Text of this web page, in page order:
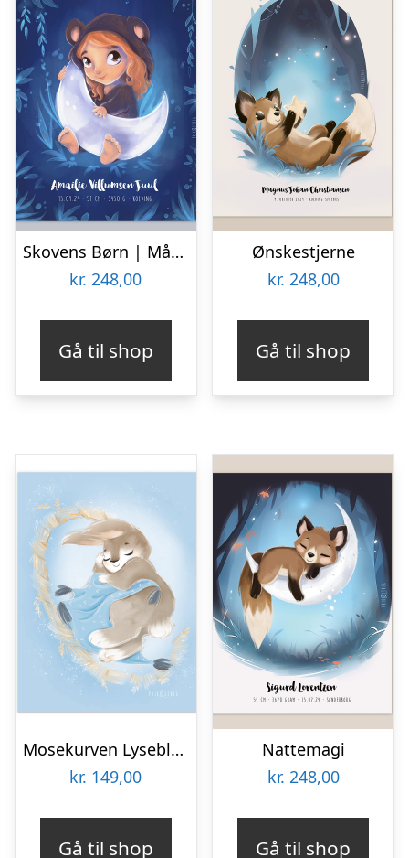
Skovens Børn | Måne
kr. 248,00
Gå til shop
Ønskestjerne
kr. 248,00
Gå til shop
Mosekurven Lyseblå | 30x40cm
kr. 149,00
Gå til shop
Nattemagi
kr. 248,00
Gå til shop